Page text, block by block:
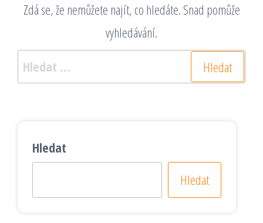
Zdá se, že nemůžete najít, co hledáte. Snad pomůže
vyhledávání.
Hledat
Hledat